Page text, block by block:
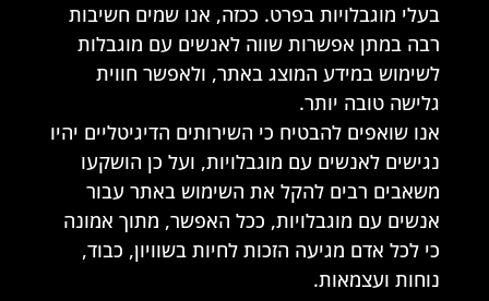
בעלי מוגבלויות בפרט. ככזה, אנו שמים חשיבות
רבה במתן אפשרות שווה לאנשים עם מוגבלות
לשימוש במידע המוצג באתר, ולאפשר חווית
גלישה טובה יותר.
אנו שואפים להבטיח כי השירותים הדיגיטליים יהיו
נגישים לאנשים עם מוגבלויות, ועל כן הושקעו
משאבים רבים להקל את השימוש באתר עבור
אנשים עם מוגבלויות, ככל האפשר, מתוך אמונה
כי לכל אדם מגיעה הזכות לחיות בשוויון, כבוד,
נוחות ועצמאות.